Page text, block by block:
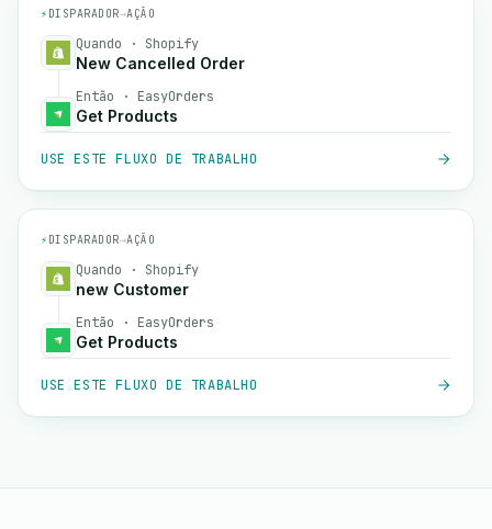
⚡ DISPARADOR→AÇÃO
Quando · Shopify
New Cancelled Order
Então · EasyOrders
Get Products
USE ESTE FLUXO DE TRABALHO
⚡ DISPARADOR→AÇÃO
Quando · Shopify
new Customer
Então · EasyOrders
Get Products
USE ESTE FLUXO DE TRABALHO